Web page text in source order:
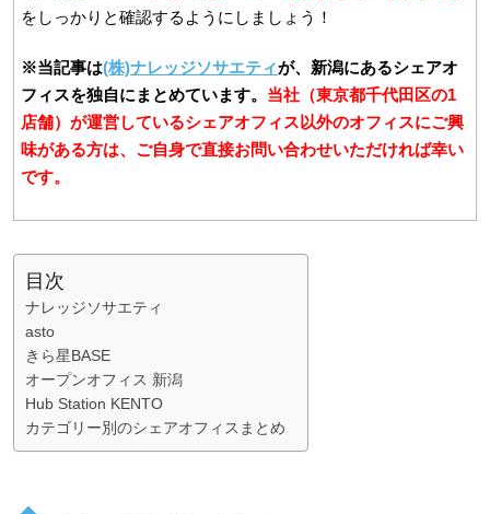
をしっかりと確認するようにしましょう！
※当記事は(株)ナレッジソサエティが、新潟にあるシェアオ
フィスを独自にまとめています。 当社（東京都千代田区の1
店舗）が運営しているシェアオフィス以外のオフィスにご興
味がある方は、ご自身で直接お問い合わせいただければ幸い
です。
目次
ナレッジソサエティ
asto
きら星BASE
オープンオフィス 新潟
Hub Station KENTO
カテゴリー別のシェアオフィスまとめ